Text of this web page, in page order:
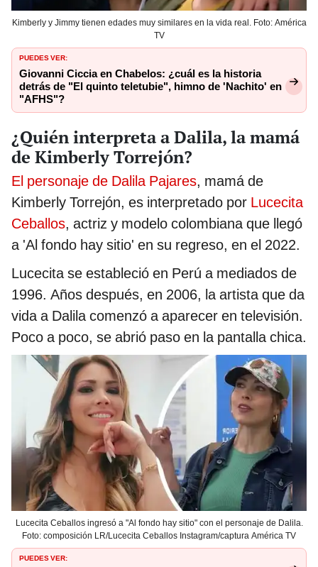
Kimberly y Jimmy tienen edades muy similares en la vida real. Foto: América
TV
PUEDES VER:
Giovanni Ciccia en Chabelos: ¿cuál es la historia
detrás de "El quinto teletubie", himno de 'Nachito' en
"AFHS"?
¿Quién interpreta a Dalila, la mamá
de Kimberly Torrejón?
El personaje de Dalila Pajares, mamá de
Kimberly Torrejón, es interpretado por Lucecita
Ceballos, actriz y modelo colombiana que llegó
a 'Al fondo hay sitio' en su regreso, en el 2022.
Lucecita se estableció en Perú a mediados de
1996. Años después, en 2006, la artista que da
vida a Dalila comenzó a aparecer en televisión.
Poco a poco, se abrió paso en la pantalla chica.
Lucecita Ceballos ingresó a "Al fondo hay sitio" con el personaje de Dalila.
Foto: composición LR/Lucecita Ceballos Instagram/captura América TV
PUEDES VER: